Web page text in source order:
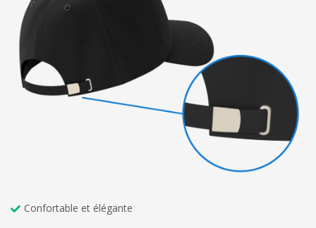
Confortable et élégante